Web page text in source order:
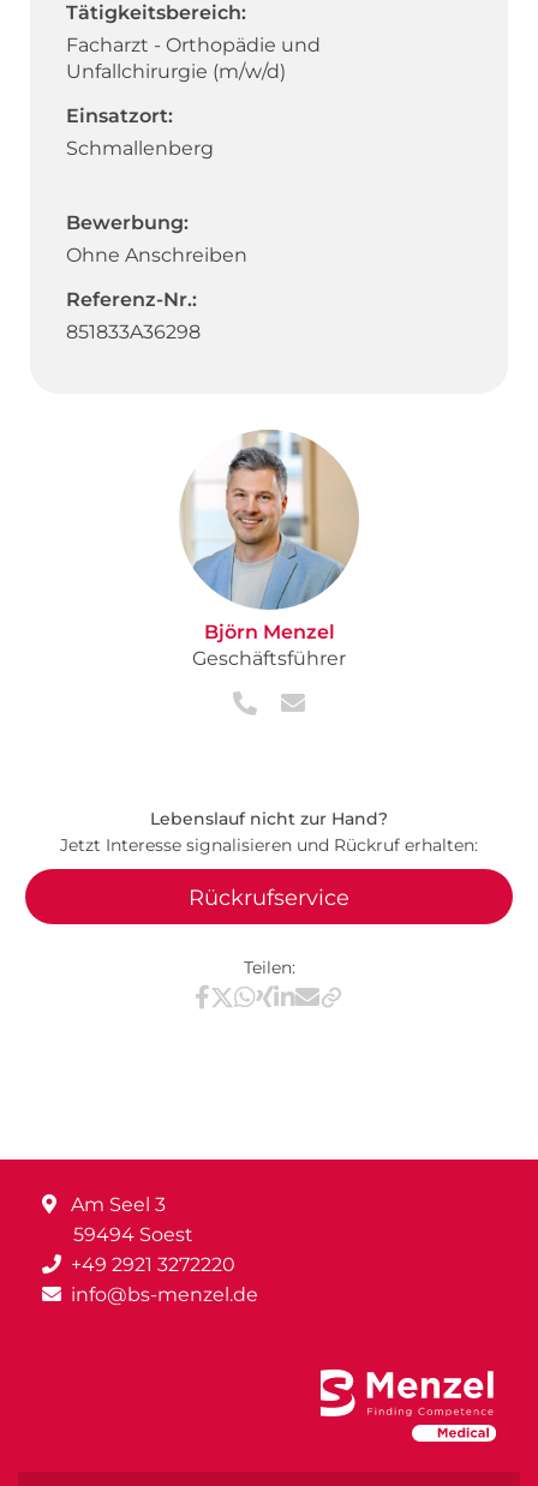
Tätigkeitsbereich:
Facharzt - Orthopädie und
Unfallchirurgie (m/w/d)
Einsatzort:
Schmallenberg
Bewerbung:
Ohne Anschreiben
Referenz-Nr.:
851833A36298
Björn Menzel
Geschäftsführer
Lebenslauf nicht zur Hand?
Jetzt Interesse signalisieren und Rückruf erhalten:
Rückrufservice
Teilen:
Teilen via Facebook
Teilen via X / Twitter
Teilen via WhatsApp
Teilen via Xing
Teilen via LinkedIn
Teilen via E-Mail
Am Seel 3
59494 Soest
+49 2921 3272220
info@bs-menzel.de